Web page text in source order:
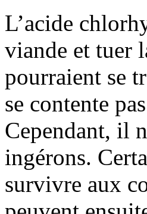
L’acide
viande et tuer
pourraient se
se contente
Cependant, il
ingérons.
survivre aux